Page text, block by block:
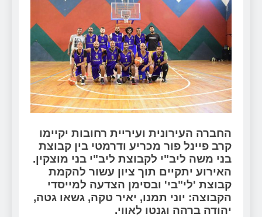
החברה העירונית ועיריית רחובות יקיימו
קרב פיינל פור מכריע ודרמטי בין קבוצת
בני משה ליב"י לקבוצת ליב"י בני מוצקין.
האירוע יתקיים תוך ציון עשור להקמת
קבוצת 'לי"בי' ובסימן הצדעה למייסדי
הקבוצה: יוני תמנו, יאיר טקה, גשאו גטה,
יהודה ברהה וגנטו לאווי.